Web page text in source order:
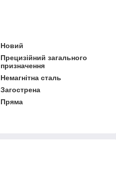
Новий
Прецизійний загального
призначення
Немагнітна сталь
Загострена
Пряма